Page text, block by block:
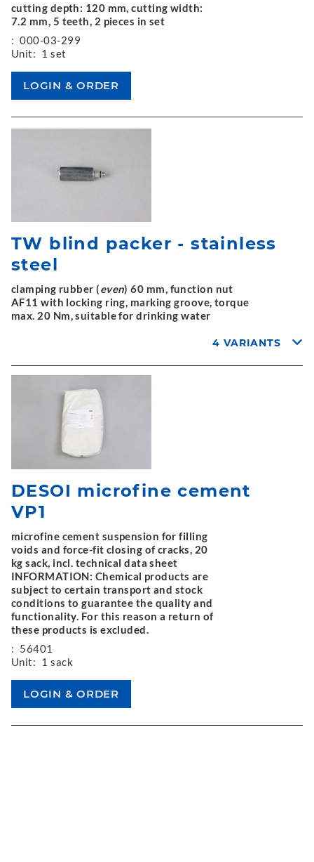
cutting depth: 120 mm, cutting width:
7.2 mm, 5 teeth, 2 pieces in set
: 000-03-299
Unit: 1 set
TW blind packer - stainless
steel
clamping rubber (even) 60 mm, function nut
AF11 with locking ring, marking groove, torque
max. 20 Nm, suitable for drinking water
4 VARIANTS
DESOI microfine cement
VP1
microfine cement suspension for filling
voids and force-fit closing of cracks, 20
kg sack, incl. technical data sheet
INFORMATION: Chemical products are
subject to certain transport and stock
conditions to guarantee the quality and
functionality. For this reason a return of
these products is excluded.
: 56401
Unit: 1 sack